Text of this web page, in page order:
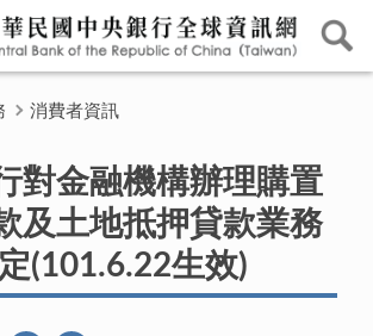
消費者資訊
對金融機構辦理購置
及土地抵押貸款業務
(101.6.22生效)